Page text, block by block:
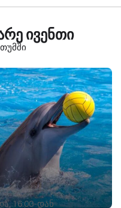
ივენთი
16:00-დან